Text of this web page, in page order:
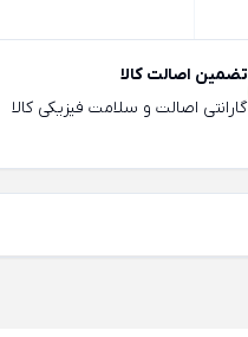
تضمین اصالت کالا
گارانتی اصالت و سلامت فیزیکی کالا